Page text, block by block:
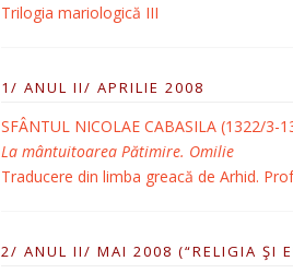
Trilogia mariologică III
1/ ANUL II/ APRILIE 2008
SFÂNTUL NICOLAE CABASILA (1322/3-
La mântuitoarea Pătimire. Omilie
Traducere din limba greacă de Arhid.
2/ ANUL II/ MAI 2008 (“RELIGIA ŞI